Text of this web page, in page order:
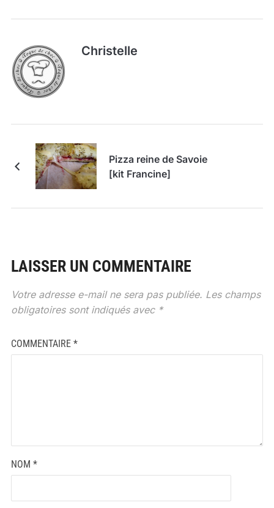
Christelle
Pizza reine de Savoie
[kit Francine]
LAISSER UN COMMENTAIRE
Votre adresse e-mail ne sera pas publiée. Les champs
obligatoires sont indiqués avec *
COMMENTAIRE *
NOM *